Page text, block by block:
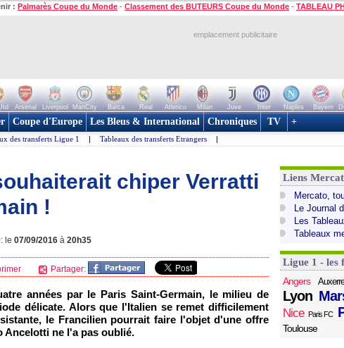
: Palmarès Coupe du Monde - Classement des BUTEURS Coupe du Monde - TABLEAU
emplacement publicitaire
Arsenal Liverpool ManCity Barca Real Atletico Milan Juve Inter Naples Bayern
Coupe d'Europe Les Bleus & International Chroniques TV +
des transferts Ligue 1 | Tableaux des transferts Etrangers |
chiper Verratti
!
le 07/09/2016 à 20h35
Partager:
années par le Paris Saint-Germain, le milieu de
délicate. Alors que l'Italien se remet difficilement
le Francilien pourrait faire l'objet d'une offre
Ancelotti ne l'a pas oublié.
Liens
Mercato,
Le Journal
Les
Tableaux
Ligue 1 - les
Angers
Auxerre
Lyon
Nice Paris FC
Toulouse